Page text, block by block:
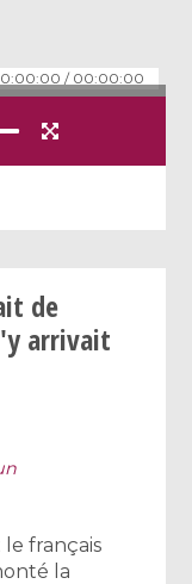
/ 00:00:00
de
arrivait
français
la